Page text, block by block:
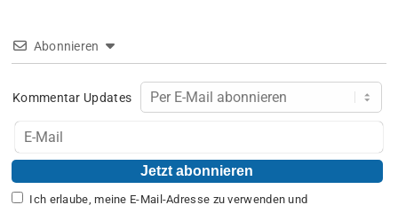
Abonnieren
Kommentar Updates
Ich erlaube, meine E-Mail-Adresse zu verwenden und